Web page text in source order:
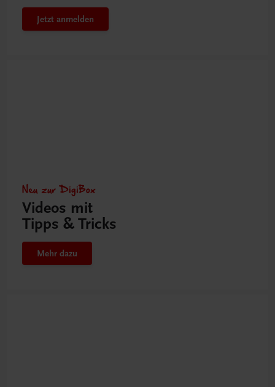
Jetzt anmelden
Neu zur DigiBox
Videos mit
Tipps & Tricks
Mehr dazu